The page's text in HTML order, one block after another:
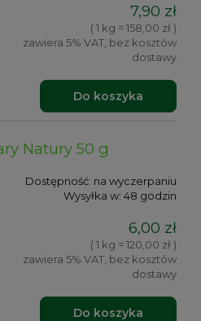
7,90 zł
( 1 kg = 158,00 zł )
zawiera 5% VAT, bez kosztów
dostawy
Do koszyka
Natury 50 g
Dostępność: na wyczerpaniu
Wysyłka w: 48 godzin
6,00 zł
( 1 kg = 120,00 zł )
zawiera 5% VAT, bez kosztów
dostawy
Do koszyka